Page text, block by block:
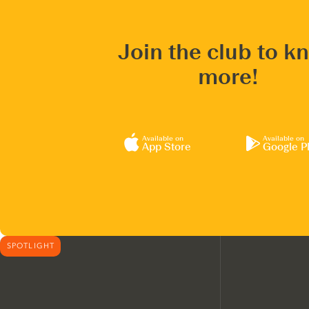
Join the club to
more!
Available on
App Store
Available on
Google
SPOTLIGHT